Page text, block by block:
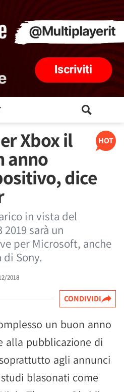
HOT
Xbox il
anno
dice
in vista del
sarà un
per Microsoft, anche
Sony.
2018
CONDIVIDI
un buon anno
alla pubblicazione di
agli annunci
blasonati come